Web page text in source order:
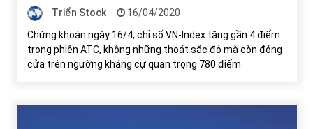
Triển Stock
16/04/2020
Chứng khoán ngày 16/4, chỉ số VN-Index tăng gần 4 điểm
trong phiên ATC, không những thoát sắc đỏ mà còn đóng
cửa trên ngưỡng kháng cự quan trọng 780 điểm.